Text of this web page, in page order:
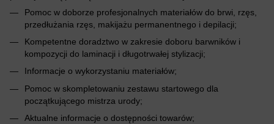
Pomoc w doborze profesjonalnych materiałów do brwi, rzęs,
przedłużania rzęs, makijażu permanentnego i depilacji;
Kompetentne doradztwo w zakresie doboru barwników i
kompozycji do laminacji i długotrwałej stylizacji;
Informacje o wykorzystaniu materiałów;
Pomoc w skompletowaniu zestawu startowego dla
początkującego mistrza urody;
Aktualne informacje o dostępności towarów;